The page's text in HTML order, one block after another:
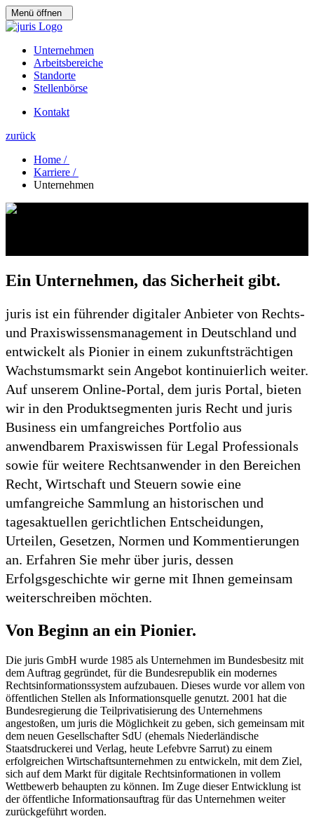
Menü öffnen
Unternehmen
Arbeitsbereiche
Standorte
Stellenbörse
Kontakt
zurück
Home /
Karriere /
Unternehmen
Ein Unternehmen, das Sicherheit gibt.
juris ist ein führender digitaler Anbieter von Rechts-
und Praxiswissensmanagement in Deutschland und
entwickelt als Pionier in einem zukunftsträchtigen
Wachstumsmarkt sein Angebot kontinuierlich weiter.
Auf unserem Online-Portal, dem juris Portal, bieten
wir in den Produktsegmenten juris Recht und juris
Business ein umfangreiches Portfolio aus
anwendbarem Praxiswissen für Legal Professionals
sowie für weitere Rechtsanwender in den Bereichen
Recht, Wirtschaft und Steuern sowie eine
umfangreiche Sammlung an historischen und
tagesaktuellen gerichtlichen Entscheidungen,
Urteilen, Gesetzen, Normen und Kommentierungen
an. Erfahren Sie mehr über juris, dessen
Erfolgsgeschichte wir gerne mit Ihnen gemeinsam
weiterschreiben möchten.
Von Beginn an ein Pionier.
Die juris GmbH wurde 1985 als Unternehmen im Bundesbesitz mit
dem Auftrag gegründet, für die Bundesrepublik ein modernes
Rechtsinformationssystem aufzubauen. Dieses wurde vor allem von
öffentlichen Stellen als Informationsquelle genutzt. 2001 hat die
Bundesregierung die Teilprivatisierung des Unternehmens
angestoßen, um juris die Möglichkeit zu geben, sich gemeinsam mit
dem neuen Gesellschafter SdU (ehemals Niederländische
Staatsdruckerei und Verlag, heute Lefebvre Sarrut) zu einem
erfolgreichen Wirtschaftsunternehmen zu entwickeln, mit dem Ziel,
sich auf dem Markt für digitale Rechtsinformationen in vollem
Wettbewerb behaupten zu können. Im Zuge dieser Entwicklung ist
der öffentliche Informationsauftrag für das Unternehmen weiter
zurückgeführt worden.